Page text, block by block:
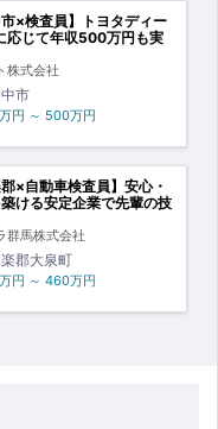
市×検査員】トヨタディー
応じて年収500万円も実
株式会社
市
円 ～ 500万円
郡×自動車検査員】安心・
ける安定企業で先輩の技
群馬株式会社
郡大泉町
円 ～ 460万円